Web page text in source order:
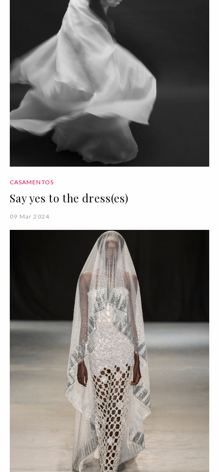
CASAMENTOS
Say yes to the dress(es)
09 Mar 2024